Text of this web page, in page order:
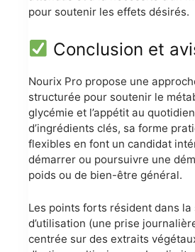
pour soutenir les effets désirés.
Conclusion et
Nourix Pro propose une
structurée pour soutenir le
glycémie et l’appétit au
d’ingrédients clés, sa forme
flexibles en font un candidat
démarrer ou poursuivre une
poids ou de bien-être général.
Les points forts résident dans la
d’utilisation (une prise
centrée sur des extraits